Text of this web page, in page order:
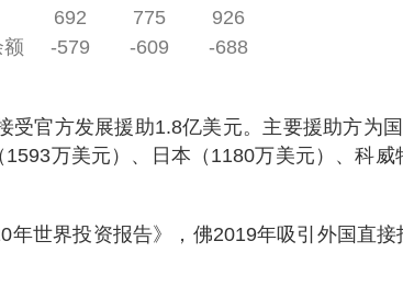
692 775
926
-579 -609
-688
官方发展援助1.8亿美元。主要援助方为
万美元）、日本（1180万美元）、科
年世界投资报告》，佛2019年吸引外国直